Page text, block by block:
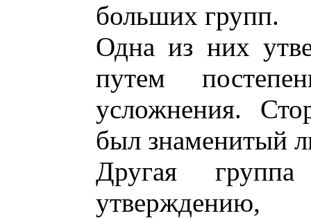
больших групп.
Одна из них
путем
усложнения.
был знаменитый
Другая